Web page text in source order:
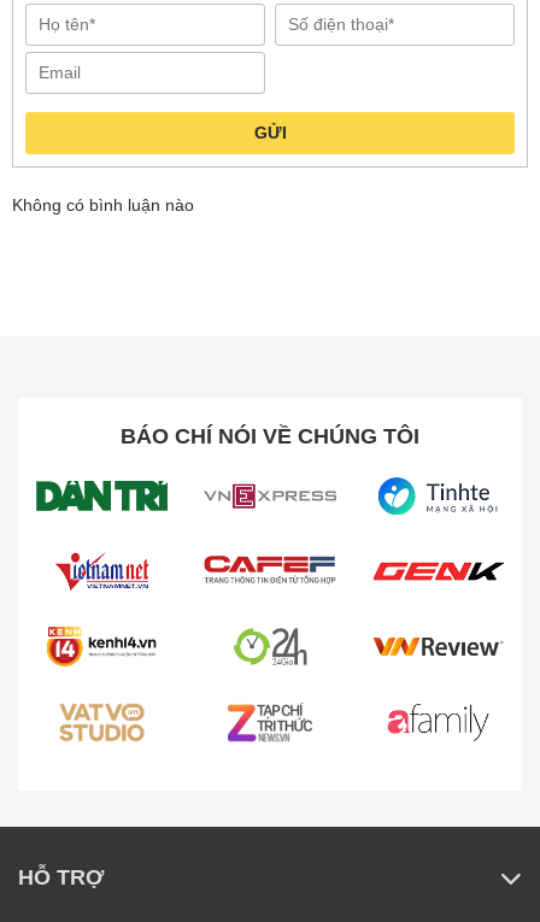
GỬI
Không có bình luận nào
BÁO CHÍ NÓI VỀ CHÚNG TÔI
HỖ TRỢ